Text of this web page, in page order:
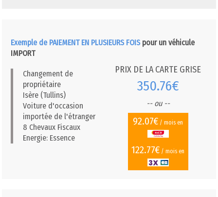
Exemple de PAIEMENT EN PLUSIEURS FOIS pour un véhicule
IMPORT
Changement de
propriétaire
Isère (Tullins)
Voiture d'occasion
importée de l'étranger
8 Chevaux Fiscaux
Energie: Essence
PRIX DE LA CARTE GRISE
350.76€
-- ou --
92.07€ / mois en
122.77€ / mois en